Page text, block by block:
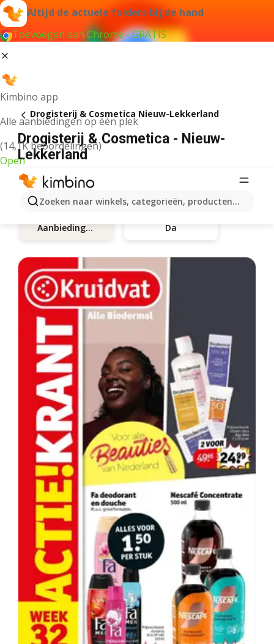
Altijd de actuele folders bij de hand
Toevoegen aan Chrome - GRATIS
Kimbino app
Alle aanbiedingen op één plek
(14,1K beoordelingen)
Open
Zoeken naar winkels, categorieën, producten...
Drogisterij & Cosmetica Nieuw-Lekkerland
Drogisterij & Cosmetica - Nieuw-
Lekkerland
Aanbiedingen Da